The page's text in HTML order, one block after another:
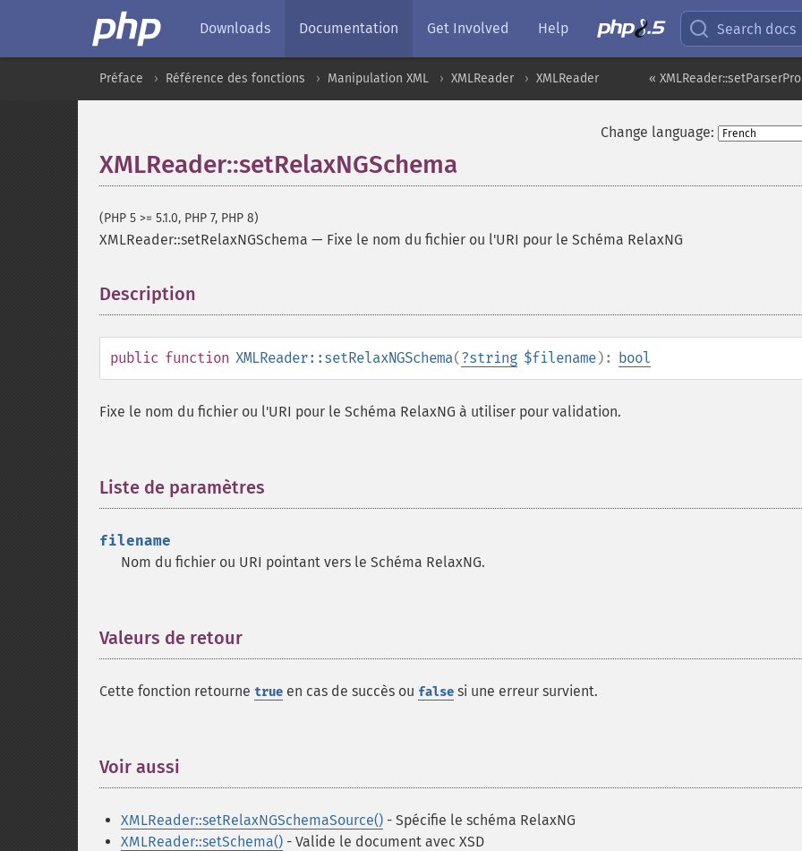
Downloads Documentation Get Involved Help Search docs
«
Préface Référence des fonctions Manipulation XML XMLReader XMLReader
Change language:
XMLReader::setRelaxNGSchema
(PHP 5 >= 5.1.0, PHP 7, PHP 8)
XMLReader::setRelaxNGSchema — Fixe le nom du fichier ou l'URI pour le Schéma RelaxNG
Description
public function XMLReader::setRelaxNGSchema(?string $filename): bool
Fixe le nom du fichier ou l'URI pour le Schéma RelaxNG à utiliser pour validation.
Liste de paramètres
filename
Nom du fichier ou URI pointant vers le Schéma RelaxNG.
Valeurs de retour
Cette fonction retourne true en cas de succès ou false si une erreur survient.
Voir aussi
XMLReader::setRelaxNGSchemaSource() - Spécifie le schéma RelaxNG
XMLReader::setSchema() - Valide le document avec XSD